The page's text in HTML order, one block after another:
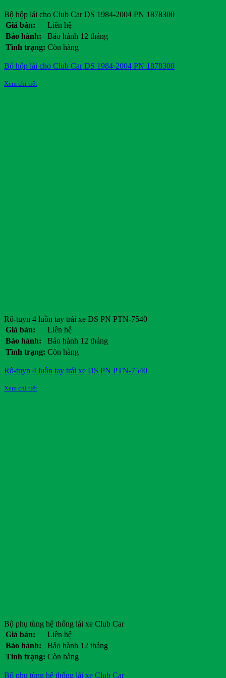
Bộ hộp lái cho Club Car DS 1984-2004 PN 1878300
Giá bán:
Liên hệ
Bảo hành:
Bảo hành 12 tháng
Tình trạng: Còn hàng
Bộ hộp lái cho Club Car DS 1984-2004 PN 1878300
Xem chi tiết
Rô-tuyn 4 luồn tay trái xe DS PN PTN-7540
Giá bán:
Liên hệ
Bảo hành:
Bảo hành 12 tháng
Tình trạng: Còn hàng
Rô-tuyn 4 luồn tay trái xe DS PN PTN-7540
Xem chi tiết
Bộ phụ tùng hệ thống lái xe Club Car
Giá bán:
Liên hệ
Bảo hành:
Bảo hành 12 tháng
Tình trạng: Còn hàng
Bộ phụ tùng hệ thống lái xe Club Car